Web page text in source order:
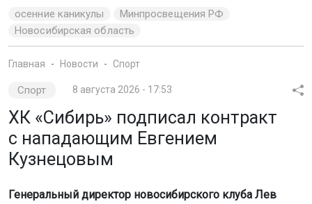
осенние каникулы
Минпросвещения РФ
Новосибирская область
Главная Новости Спорт
Спорт 8 августа 2026 - 17:53
ХК «Сибирь» подписал контракт
с нападающим Евгением
Кузнецовым
Генеральный директор новосибирского клуба Лев